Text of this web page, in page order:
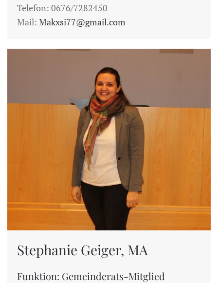
Telefon: 0676/7282450
Mail: Makxsi77@gmail.com
Stephanie Geiger, MA
Funktion: Gemeinderats-Mitglied